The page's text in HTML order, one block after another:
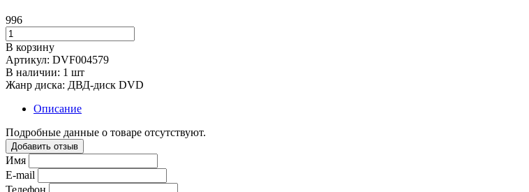
996
В корзину
Артикул: DVF004579
В наличии: 1 шт
Жанр диска: ДВД-диск DVD
Описание
Подробные данные о товаре отсутствуют.
Добавить отзыв
Имя
E-mail
Телефон